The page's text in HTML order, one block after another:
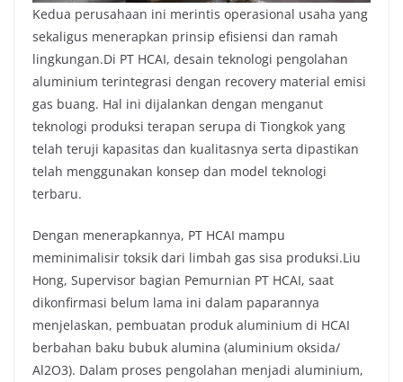
Kedua perusahaan ini merintis operasional usaha yang
sekaligus menerapkan prinsip efisiensi dan ramah
lingkungan.Di PT HCAI, desain teknologi pengolahan
aluminium terintegrasi dengan recovery material emisi
gas buang. Hal ini dijalankan dengan menganut
teknologi produksi terapan serupa di Tiongkok yang
telah teruji kapasitas dan kualitasnya serta dipastikan
telah menggunakan konsep dan model teknologi
terbaru.
Dengan menerapkannya, PT HCAI mampu
meminimalisir toksik dari limbah gas sisa produksi.Liu
Hong, Supervisor bagian Pemurnian PT HCAI, saat
dikonfirmasi belum lama ini dalam paparannya
menjelaskan, pembuatan produk aluminium di HCAI
berbahan baku bubuk alumina (aluminium oksida/
Al2O3). Dalam proses pengolahan menjadi aluminium,